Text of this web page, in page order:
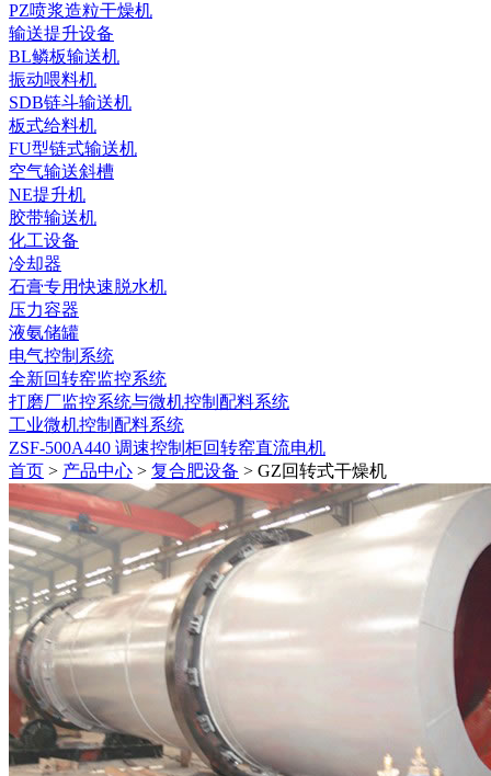
PZ喷浆造粒干燥机
输送提升设备
BL鳞板输送机
振动喂料机
SDB链斗输送机
板式给料机
FU型链式输送机
空气输送斜槽
NE提升机
胶带输送机
化工设备
冷却器
石膏专用快速脱水机
压力容器
液氨储罐
电气控制系统
全新回转窑监控系统
打磨厂监控系统与微机控制配料系统
工业微机控制配料系统
ZSF-500A440 调速控制柜回转窑直流电机
首页 > 产品中心 > 复合肥设备 > GZ回转式干燥机